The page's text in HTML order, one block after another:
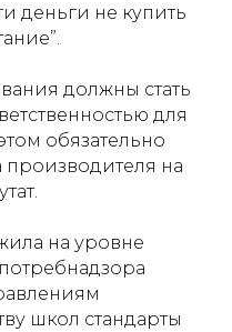
деньги не купить
должны стать
для
обязательно
производителя на
на уровне
школ стандарты